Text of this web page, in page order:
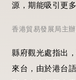
源，期能吸引更
香港貿易發展局主
縣府觀光處指出
來台，由於港台